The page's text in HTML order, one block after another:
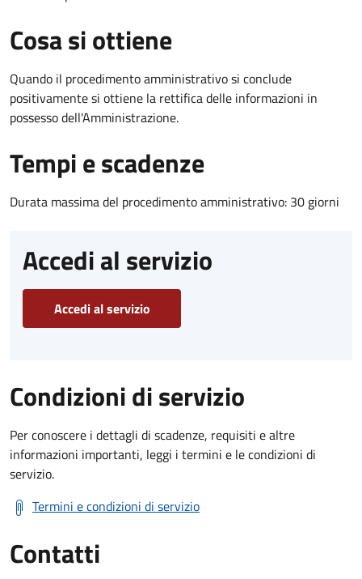
Cosa si ottiene
Quando il procedimento amministrativo si conclude
positivamente si ottiene la rettifica delle informazioni in
possesso dell'Amministrazione.
Tempi e scadenze
Durata massima del procedimento amministrativo: 30 giorni
Accedi al servizio
Accedi al servizio
Condizioni di servizio
Per conoscere i dettagli di scadenze, requisiti e altre
informazioni importanti, leggi i termini e le condizioni di
servizio.
Termini e condizioni di servizio
Contatti